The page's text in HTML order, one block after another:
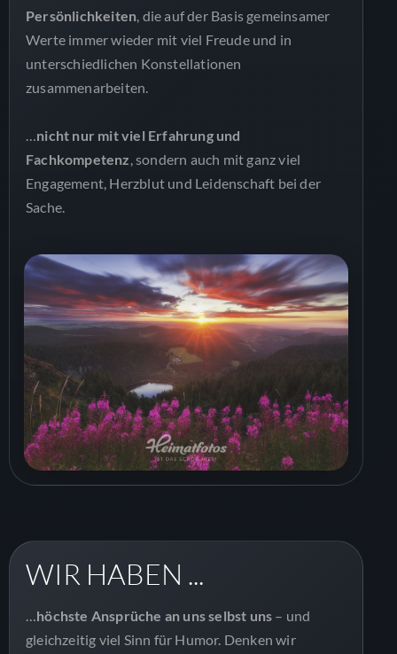
Persönlichkeiten, die auf der Basis gemeinsamer
Werte immer wieder mit viel Freude und in
unterschiedlichen Konstellationen
zusammenarbeiten.
…nicht nur mit viel Erfahrung und
Fachkompetenz, sondern auch mit ganz viel
Engagement, Herzblut und Leidenschaft bei der
Sache.
WIR HABEN ...
…höchste Ansprüche an uns selbst uns – und
gleichzeitig viel Sinn für Humor. Denken wir